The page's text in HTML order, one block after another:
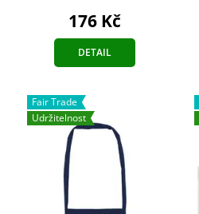
176 Kč
DETAIL
Fair Trade
Udržitelnost